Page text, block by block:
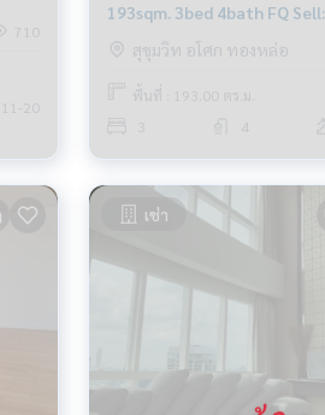
710
11-20
193sqm. 3bed 4bath FQ Sell:
39,000,000 Rent: 120,000/mth. Am:
สุขุมวิท อโศก ทองหล่อ
พื้นที่ : 193.00 ตร.ม.
4
เช่า